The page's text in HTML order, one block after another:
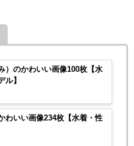
）のかわいい画像100枚【水
ル】
わいい画像234枚【水着・性